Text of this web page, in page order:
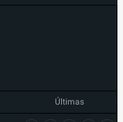
Últimas